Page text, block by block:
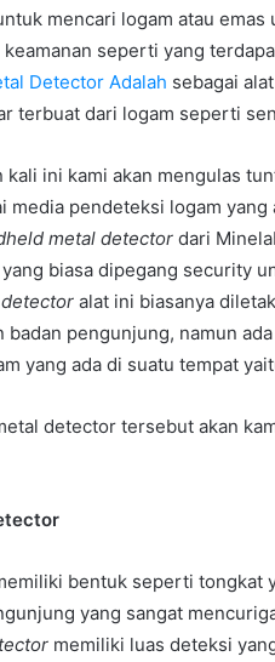
mencari logam atau
seperti yang
Detector Adalah sebagai
terbuat dari logam seperti
kali ini kami akan mengulas
media pendeteksi logam
metal detector dari
biasa dipegang security
alat ini biasanya
badan pengunjung, namun
yang ada di suatu tempat
detector tersebut akan
bentuk seperti tongkat
yang sangat
memiliki luas deteksi